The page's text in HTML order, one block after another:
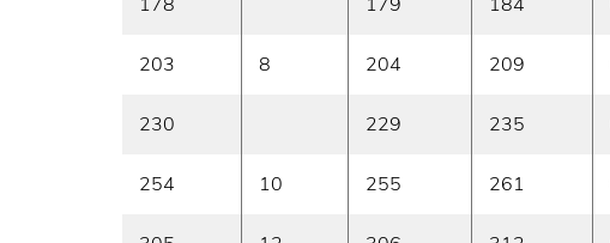
203 8 204 209
230 229 235
254 10 255 261